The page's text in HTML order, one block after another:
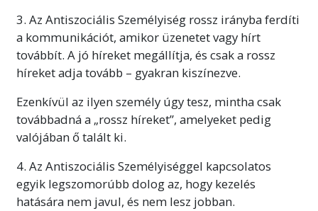
3. Az Antiszociális Személyiség rossz irányba ferdíti
a kommunikációt, amikor üzenetet vagy hírt
továbbít. A jó híreket megállítja, és csak a rossz
híreket adja tovább – gyakran kiszínezve.
Ezenkívül az ilyen személy úgy tesz, mintha csak
továbbadná a „rossz híreket”, amelyeket pedig
valójában ő talált ki.
4. Az Antiszociális Személyiséggel kapcsolatos
egyik legszomorúbb dolog az, hogy kezelés
hatására nem javul, és nem lesz jobban.